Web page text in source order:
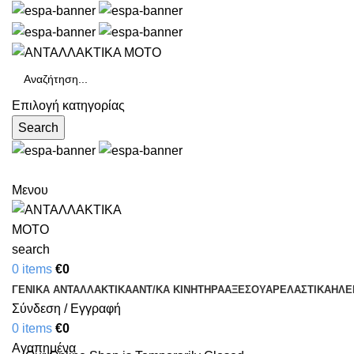
Επιλογή κατηγορίας
Search
Μενου
search
0 items €0
ΓΕΝΙΚΑ ΑΝΤΑΛΛΑΚΤΙΚΑΑΝΤ/ΚΑ ΚΙΝΗΤΗΡΑΑΞΕΣΟΥΑΡΕΛΑΣΤΙΚΑ
Σύνδεση / Εγγραφή
0 items €0
Αγαπημένα